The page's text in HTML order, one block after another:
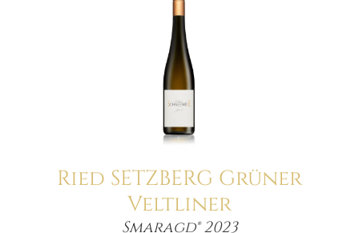
Ried SETZBERG Grüner
Veltliner
Smaragd® 2023
Menge